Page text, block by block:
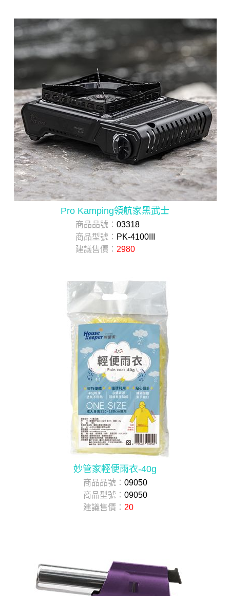
Pro Kamping領航家黑武士
商品品號： 03318
商品型號： PK-4100III
建議售價： 2980
妙管家輕便雨衣-40g
商品品號： 09050
商品型號： 09050
建議售價： 20